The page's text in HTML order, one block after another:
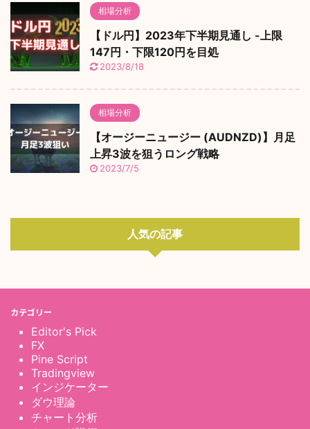
相場分析
【ドル円】2023年下半期見通し -上限
147円・下限120円を目処
2023/8/18
相場分析
【オージーニュージー (AUDNZD)】月足
上昇3波を狙うロング戦略
2023/7/5
人気の記事
カテゴリー
Editor's Pick
FX
Pine Script
Tradingview
インジケーター
ダウ理論
チャート分析